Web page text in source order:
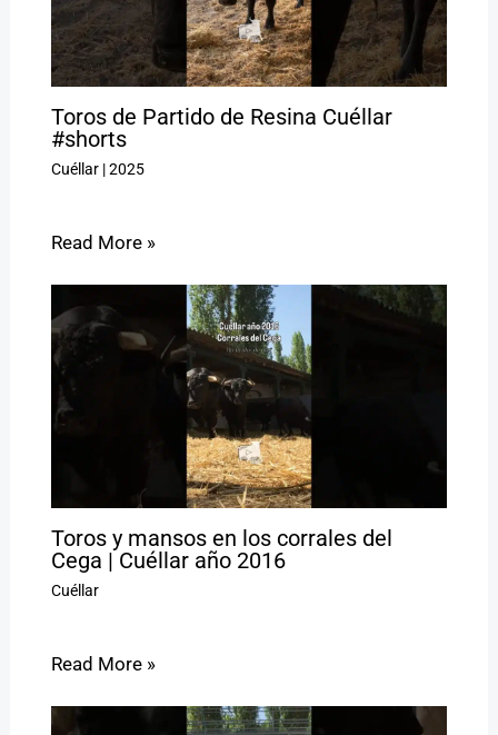
Toros de Partido de Resina Cuéllar
#shorts
Cuéllar|2025
Read More »
Toros y mansos en los corrales del
Cega | Cuéllar año 2016
Cuéllar
Read More »